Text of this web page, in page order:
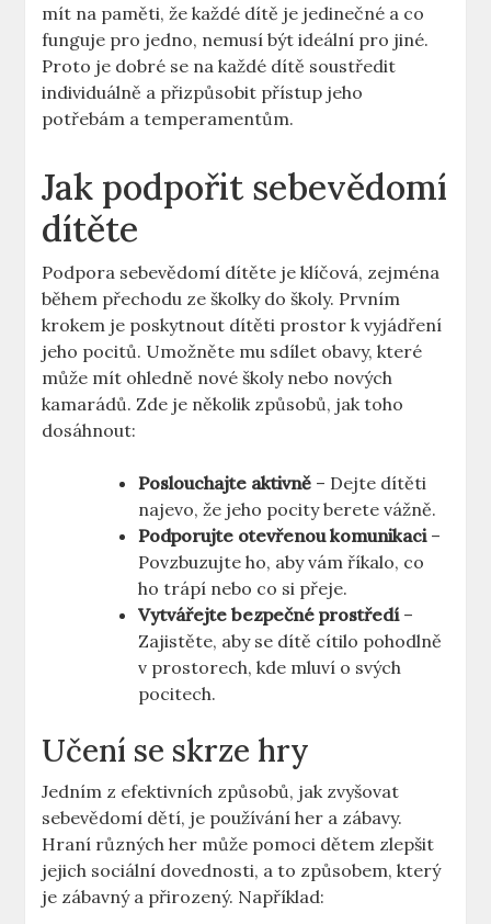
mít na paměti, že každé dítě je jedinečné a co
funguje pro jedno, nemusí být ideální pro jiné.
Proto je dobré se na každé dítě soustředit
individuálně a přizpůsobit přístup jeho
potřebám a temperamentům.
Jak podpořit sebevědomí
dítěte
Podpora sebevědomí dítěte je klíčová, zejména
během přechodu ze školky do školy. Prvním
krokem je poskytnout dítěti prostor k vyjádření
jeho pocitů. Umožněte mu sdílet obavy, které
může mít ohledně nové školy nebo nových
kamarádů. Zde je několik způsobů, jak toho
dosáhnout:
Poslouchajte aktivně – Dejte dítěti
najevo, že jeho pocity berete vážně.
Podporujte otevřenou komunikaci–
Povzbuzujte ho, aby vám říkalo, co
ho trápí nebo co si přeje.
Vytvářejte bezpečné prostředí–
Zajistěte, aby se dítě cítilo pohodlně
v prostorech, kde mluví o svých
pocitech.
Učení se skrze hry
Jedním z efektivních způsobů, jak zvyšovat
sebevědomí dětí, je používání her a zábavy.
Hraní různých her může pomoci dětem zlepšit
jejich sociální dovednosti, a to způsobem, který
je zábavný a přirozený. Například: